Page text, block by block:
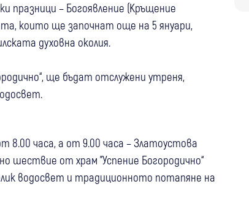
празници – Богоявление (Кръщение
които ще започнат още на 5 януари,
духовна околия.
ще бъдат отслужени утреня,
8.00 часа, а от 9.00 часа – Златоустова
шествие от храм "Успение Богородично“
водосвет и традиционното потапяне на